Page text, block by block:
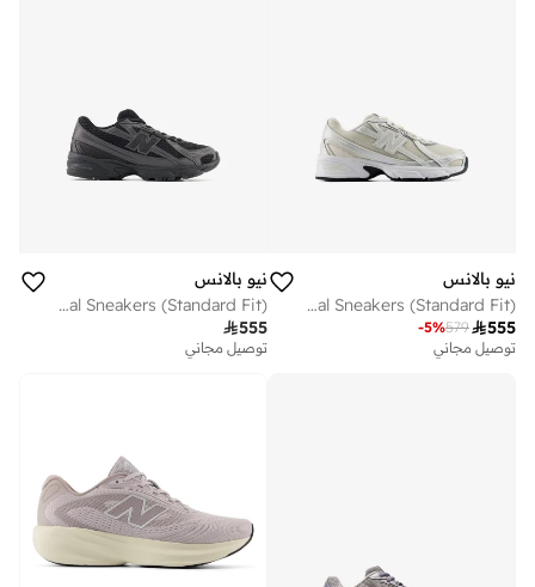
نيو بالانس
Kids 740 LACE casual Sneakers (Standard Fit)
555
579
-5%
توصيل مجاني
نيو بالانس
Kids 740 Bungee Lace casual Sneakers (Standard Fit)
555
توصيل مجاني